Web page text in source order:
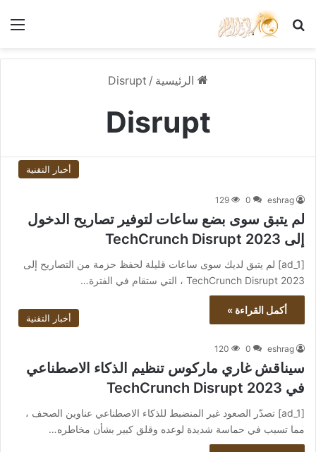
بحث عن
الرئيسية /
Disrupt
Disrupt
أخبار التقنية
eshrag
0
129
لم يتبق سوى بضع ساعات لتوفير تصاريح الدخول
إلى TechCrunch Disrupt 2023
[ad_1] لم يتبق لديك سوى ساعات قليلة لحفظ حزمة من التصاريح إلى
TechCrunch Disrupt 2023 ، التي ستقام في الفترة…
أكمل القراءة »
أخبار التقنية
eshrag
0
120
سيناقش غاري ماركوس تنظيم الذكاء الاصطناعي
في TechCrunch Disrupt 2023
[ad_1] تصدّر الصعود غير المنضبط للذكاء الاصطناعي عناوين الصحف ،
مما تسبب في حماسة شديدة لوعده وقلق كبير بشأن مخاطره…